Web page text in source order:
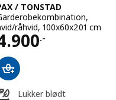
/ TONSTAD
råhvid, 100x60x201 cm
.-
4900.-
Lukker blødt